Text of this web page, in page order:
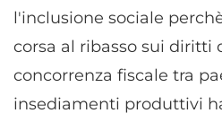
l'inclusione sociale
corsa al ribasso sui diritti
concorrenza fiscale tra
insediamenti produttivi